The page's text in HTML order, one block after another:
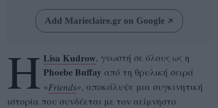
Add Marieclaire.gr on Google
Η Lisa Kudrow, γνωστή σε όλους ως η
Phoebe Buffay από τη θρυλική σειρά
«Friends», αποκάλυψε μια συγκινητική
ιστορία που συνδέεται με τον αείμνηστο